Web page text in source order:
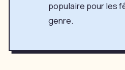
populaire pour les
genre.